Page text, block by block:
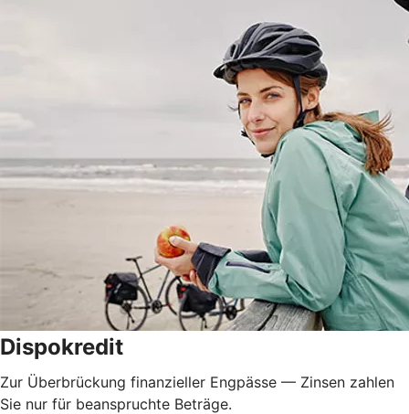
Dispokredit
Zur Überbrückung finanzieller Engpässe — Zinsen zahlen
Sie nur für beanspruchte Beträge.